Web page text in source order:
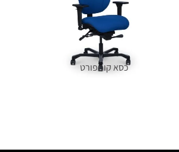
כסא קומפורט